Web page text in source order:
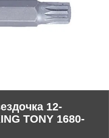
12-
TONY 1680-